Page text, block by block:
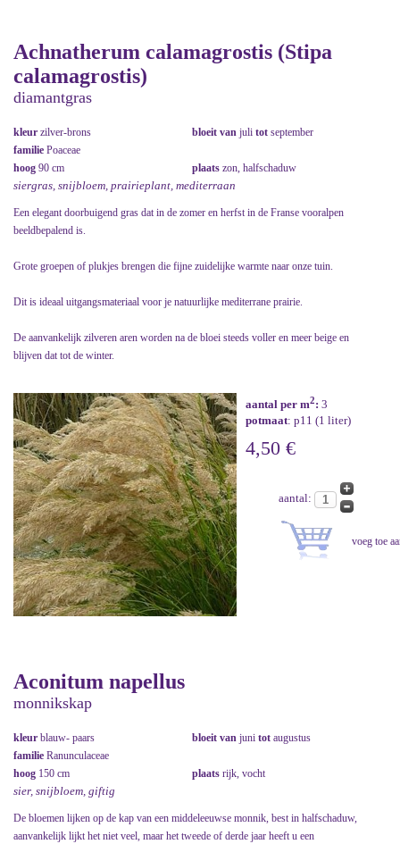
Achnatherum calamagrostis (Stipa
calamagrostis)
diamantgras
kleur zilver-brons bloeit van juli tot september
familie Poaceae
hoog 90 cm plaats zon, halfschaduw
siergras, snijbloem, prairieplant, mediterraan
Een elegant doorbuigend gras dat in de zomer en herfst in de Franse vooralpen
beeldbepalend is.
Grote groepen of plukjes brengen die fijne zuidelijke warmte naar onze tuin.
Dit is ideaal uitgangsmateriaal voor je natuurlijke mediterrane prairie.
De aanvankelijk zilveren aren worden na de bloei steeds voller en meer beige en
blijven dat tot de winter.
aantal per m2: 3
potmaat: p11 (1 liter)
4,50 €
aantal:
Aconitum napellus
monnikskap
kleur blauw- paars bloeit van juni tot augustus
familie Ranunculaceae
hoog 150 cm plaats rijk, vocht
sier, snijbloem, giftig
De bloemen lijken op de kap van een middeleeuwse monnik, best in halfschaduw,
aanvankelijk lijkt het niet veel, maar het tweede of derde jaar heeft u een